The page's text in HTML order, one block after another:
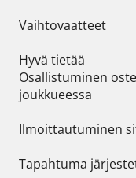
Vaihtovaatteet
Hyvä tietää
Osallistuminen
joukkueessa
Ilmoittautuminen
Tapahtuma